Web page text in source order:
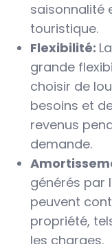
saisonnalité
touristique.
Flexibilité:
grande
choisir de
besoins et
revenus
demande.
générés par
peuvent
propriété,
les charges.